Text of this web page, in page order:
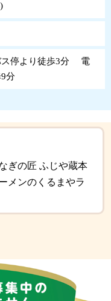
)
ス停より徒歩3分 電
分
ぎの匠 ふじや蔵本
メンのくるまやラ